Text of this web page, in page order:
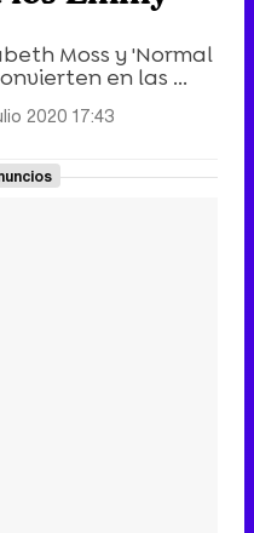
Moss y 'Normal
en las ...
2020 17:43